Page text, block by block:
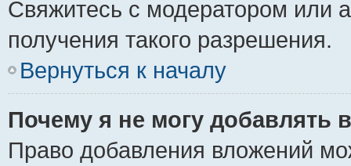
Свяжитесь с модератором или
получения такого разрешения.
Вернуться к началу
Почему я не могу добавлять
Право добавления вложений